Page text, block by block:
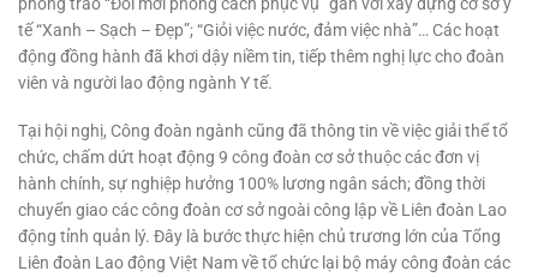
tế “Xanh – Sạch – Đẹp”; “Giỏi việc nước, đảm việc nhà”… Các hoạt
động đồng hành đã khơi dậy niềm tin, tiếp thêm nghị lực cho đoàn
viên và người lao động ngành Y tế.
Tại hội nghị, Công đoàn ngành cũng đã thông tin về việc giải thể tổ
chức, chấm dứt hoạt động 9 công đoàn cơ sở thuộc các đơn vị
hành chính, sự nghiệp hưởng 100% lương ngân sách; đồng thời
chuyển giao các công đoàn cơ sở ngoài công lập về Liên đoàn Lao
động tỉnh quản lý. Đây là bước thực hiện chủ trương lớn của Tổng
Liên đoàn Lao động Việt Nam về tổ chức lại bộ máy công đoàn các